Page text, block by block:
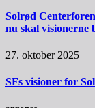
Solrød
nu skal visionerne
27. oktober 2025
SFs visioner for